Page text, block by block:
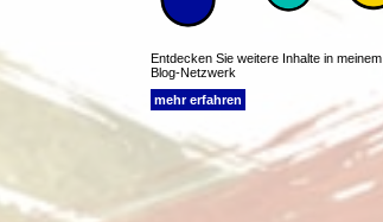
Entdecken Sie weitere Inhalte in meinem
Blog-Netzwerk
mehr erfahren